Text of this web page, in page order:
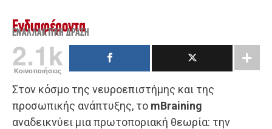
Ενδιαφέροντα
ΕΝΑΛΛΑΚΤΙΚΉ ΔΡΆΣΗ
2.1k
Κοινοποιήσεις
Στον κόσμο της νευροεπιστήμης και της
προσωπικής ανάπτυξης, το mBraining
αναδεικνύει μια πρωτοποριακή θεωρία: την